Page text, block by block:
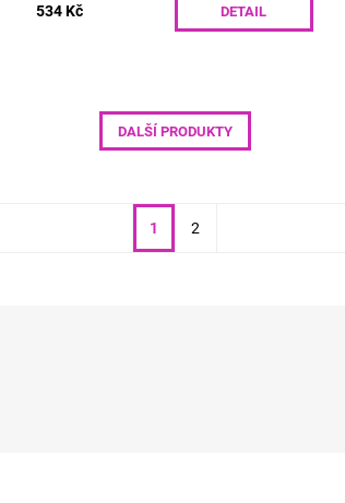
534 Kč DETAIL
DALŠÍ PRODUKTY
1 2